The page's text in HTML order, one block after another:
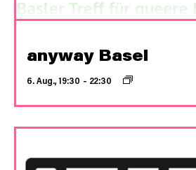
anyway Basel
6. Aug., 19:30 – 22:30